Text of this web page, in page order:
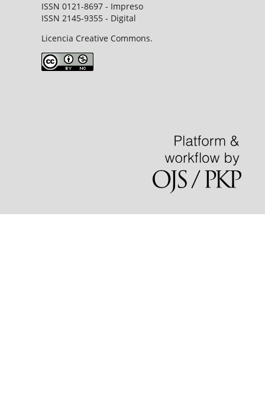
ISSN 0121-8697 - Impreso
ISSN 2145-9355 - Digital
Licencia Creative Commons.